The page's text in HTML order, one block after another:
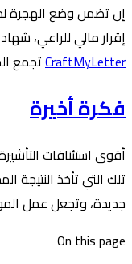
إن تضمن وضع الهجرة
إقرار مالي للراعي،
CraftMyLetterتجمع
فكرة أخيرة
أقوى استئنافات
تلك التي تأخذ النتيجة
جديدة، وتجعل عمل
On this page